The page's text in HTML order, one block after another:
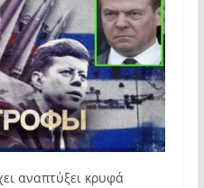
αναπτύξει κρυφά